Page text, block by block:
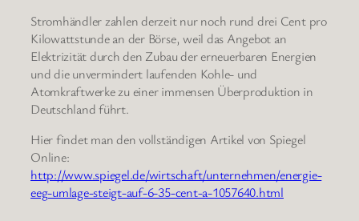
Stromhändler zahlen derzeit nur noch rund drei Cent pro
Kilowattstunde an der Börse, weil das Angebot an
Elektrizität durch den Zubau der erneuerbaren Energien
und die unvermindert laufenden Kohle- und
Atomkraftwerke zu einer immensen Überproduktion in
Deutschland führt.
Hier findet man den vollständigen Artikel von Spiegel
Online:
http://www.spiegel.de/wirtschaft/unternehmen/energie-
eeg-umlage-steigt-auf-6-35-cent-a-1057640.html